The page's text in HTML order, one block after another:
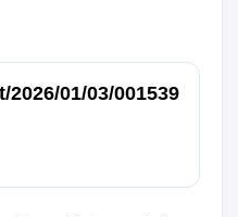
01/03/001539